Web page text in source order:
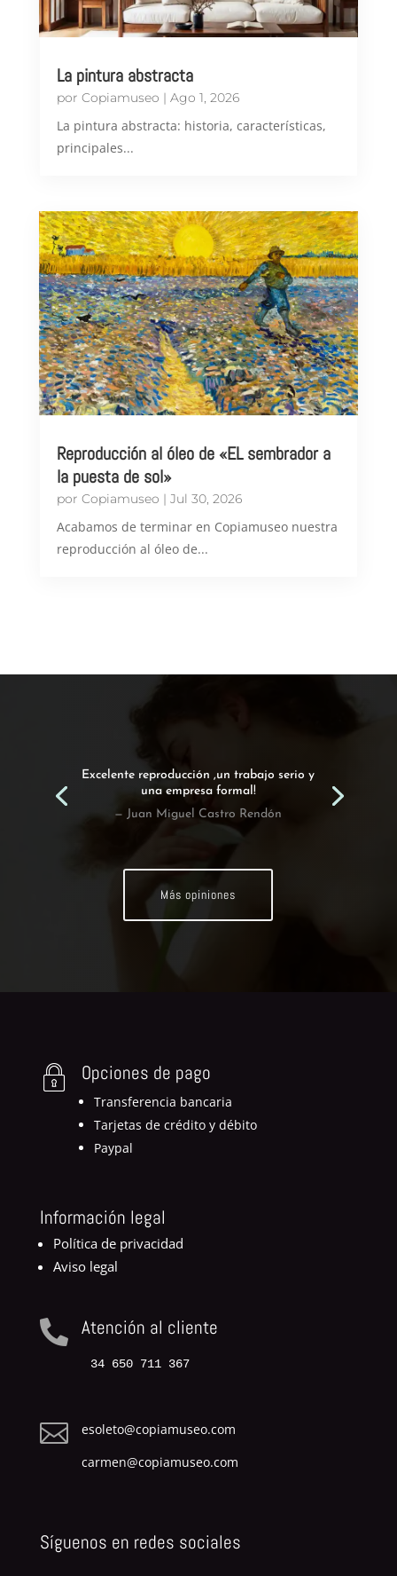
La pintura abstracta
por Copiamuseo | Ago 1, 2026
​La pintura abstracta: historia, características,
principales...
Reproducción al óleo de «EL sembrador a
la puesta de sol»
por Copiamuseo | Jul 30, 2026
Acabamos de terminar en Copiamuseo nuestra
reproducción al óleo de...
Excelente reproducción ,un trabajo serio y
una empresa formal!
— Juan Miguel Castro Rendón
Más opiniones
Opciones de pago
Transferencia bancaria
Tarjetas de crédito y débito
Paypal
Información legal
Política de privacidad
Aviso legal
 Atención al cliente
34 650 711 367

esoleto@copiamuseo.com
carmen@copiamuseo.com
Síguenos en redes sociales